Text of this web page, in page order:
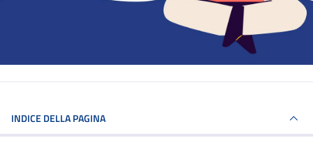
INDICE DELLA PAGINA